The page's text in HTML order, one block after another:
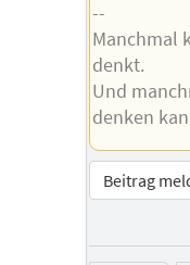
--
Manchmal
denkt.
Und
denken
Beitrag